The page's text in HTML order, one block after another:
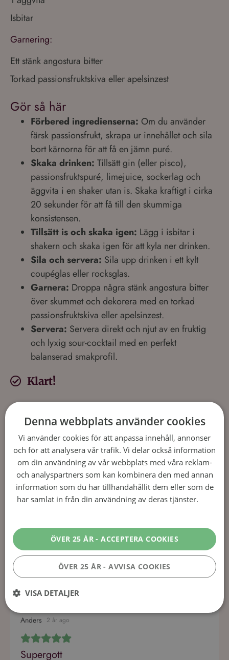
Isbitar
Garnering:
Ett stänk angostura bitter
Torkad passionsfruktskiva eller apelsinzest
Gör så här
Förbered ingredienserna: Om du använder
färsk passionsfrukt, skrapa ur innehållet och sila
bort kärnorna för att få en jämn puré.
Skaka drinken: Tillsätt gin (eller pisco),
passionsfruktspuré, limejuice, sockerlag och
äggvita i en shaker utan is. Skaka kraftigt i cirka
20 sekunder för att få till den skummiga
konsistensen.
Tillsätt is och skaka igen: Lägg i isbitar i
shakern och skaka igen för att kyla ner drinken.
Sila och servera: Sila upp drinken i ett kylt
coupéglas eller rocksglas.
Garnera: Droppa några stänk angostura bitter
över skummet och dekorera med en torkad
passionsfruktskiva eller apelsinzest.
Servera: Servera direkt och njut av en fruktig
och lyxig sour-cocktail med en perfekt
balanserad smakprofil.
Klart!
Läs mer om Passion Fruit Sour – Fräsch och Fruktig
Cocktail
Dela detta recept
Facebook Twitter E-post Skriv ut
Fruit Sour – Fräsch och Fruktig
Cocktail
Recension
Anders 2 år ago
Supergott
Denna webbplats använder cookies
Vi använder cookies för att anpassa innehåll, annonser
och för att analysera vår trafik. Vi delar också information
om din användning av vår webbplats med våra reklam-
och analyspartners som kan kombinera den med annan
information som du har tillhandahållit dem eller som de
har samlat in från din användning av deras tjänster.
ÖVER 25 ÅR - ACCEPTERA COOKIES
ÖVER 25 ÅR - AVVISA COOKIES
VISA DETALJER
Prestanda
Performance-cookies används för att se hur besökare använder